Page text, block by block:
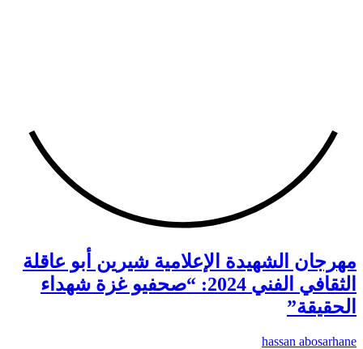
مهرجان الشهيدة الإعلامية شيرين أبو عاقلة
الثقافي الفني 2024: “صحفيو غزة شهداء
الحقيقة”
hassan abosarhane